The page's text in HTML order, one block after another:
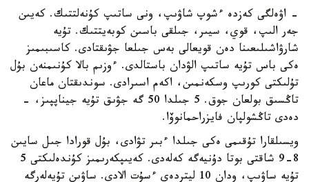
- اۋەلگى كەزدە ءشوپ شاۋىپ، ونى ساتىپ كۇنەلتتىك. كەيىن
جەر الىپ، قوي، سيىر، جىلقى باسىن كوبەيتتىك. تۇيە
شارۋاشىلىعىنا دەن قويعالى بەس جىلعا جۋىقتادى. كاسىبىمىز
ەكى باس تۇيە ساتىپ الۋدان باستالدى. ءوزىم بالا كۇنىمنەن بۇل
تۇلىكتى كورىپ وسكەنمىن، اكەم اسىرادى. سوندىقتان ماعان
تاڭسىق بولعان جوق. 5 جىلدا 50 گە جۋىق تۇيە جيناپپىز، -
دەدى تاڭشولپان فايزراحمانوۆا.
ويسىلقارا تۇقىمى ەكى جىلدا ءبىر تۋادى، بۇل قورادا جىل سايىن
8-9 شاقتى بوتا دۇنيەگە كەلەدى. كەيىپكەرىمىز كۇندەلىكتى 5
تۇيە ساۋىپ، ودان 10 ليتردەي ءسۇت الادى. ساۋىن تۇيەلەرگە